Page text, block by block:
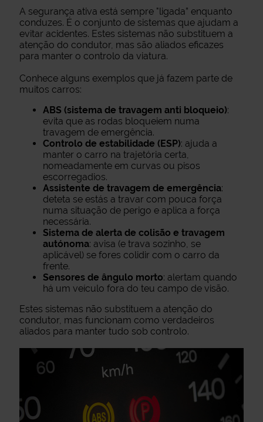
A segurança ativa está sempre "ligada” enquanto
conduzes. É o conjunto de sistemas que ajudam a
evitar acidentes. Estes sistemas não substituem a
atenção do condutor, mas são aliados eficazes
para manter o controlo da viatura.
Conhece alguns exemplos que já fazem parte de
muitos carros:
ABS (sistema de travagem anti bloqueio):
evita que as rodas bloqueiem numa
travagem de emergência.
Controlo de estabilidade (ESP): ajuda a
manter o carro na trajetória certa,
nomeadamente em curvas ou pisos
escorregadios.
Assistente de travagem de emergência:
deteta se estás a travar com pouca força
numa situação de perigo e aplica a força
necessária.
Sistema de alerta de colisão e travagem
autónoma: avisa (e trava sozinho, se
aplicável) se fores colidir com o carro da
frente.
Sensores de ângulo morto: alertam quando
há um veículo fora do teu campo de visão.
Estes sistemas não substituem a atenção do
condutor, mas funcionam como verdadeiros
aliados para manter tudo sob controlo.